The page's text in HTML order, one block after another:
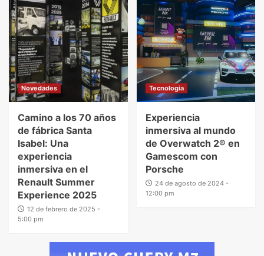
Novedades
Camino a los 70 años
de fábrica Santa
Isabel: Una
experiencia
inmersiva en el
Renault Summer
Experience 2025
12 de febrero de 2025 -
5:00 pm
Tecnologia
Experiencia
inmersiva al mundo
de Overwatch 2® en
Gamescom con
Porsche
24 de agosto de 2024 -
12:00 pm